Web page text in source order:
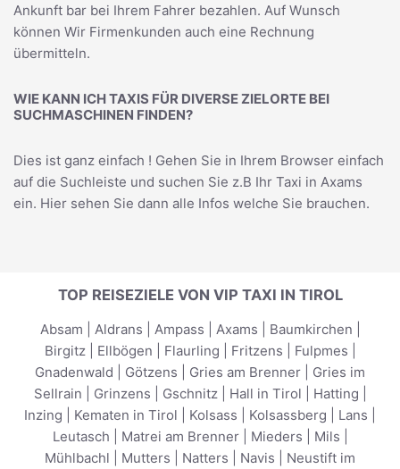
Ankunft bar bei Ihrem Fahrer bezahlen. Auf Wunsch
können Wir Firmenkunden auch eine Rechnung
übermitteln.
WIE KANN ICH TAXIS FÜR DIVERSE ZIELORTE BEI
SUCHMASCHINEN FINDEN?
Dies ist ganz einfach ! Gehen Sie in Ihrem Browser einfach
auf die Suchleiste und suchen Sie z.B Ihr Taxi in Axams
ein. Hier sehen Sie dann alle Infos welche Sie brauchen.
TOP REISEZIELE VON VIP TAXI IN TIROL
Absam Aldrans Ampass Axams Baumkirchen
Birgitz| Ellbögen Flaurling Fritzens Fulpmes
Gnadenwald
Götzens Gries am Brenner
Gries im
Sellrain
Grinzens Gschnitz| Hall in Tirol Hatting
Inzing
Kematen in Tirol Kolsass Kolsassberg Lans
Leutasch
Matrei am Brenner| Mieders Mils
Mühlbachl
Mutters Natters Navis
Neustift im